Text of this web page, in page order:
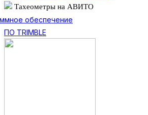
Тахеометры на АВИТО
обеспечение
ПО TRIMBLE